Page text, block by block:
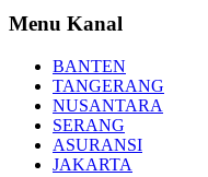
Menu Kanal
BANTEN
TANGERANG
NUSANTARA
SERANG
ASURANSI
JAKARTA